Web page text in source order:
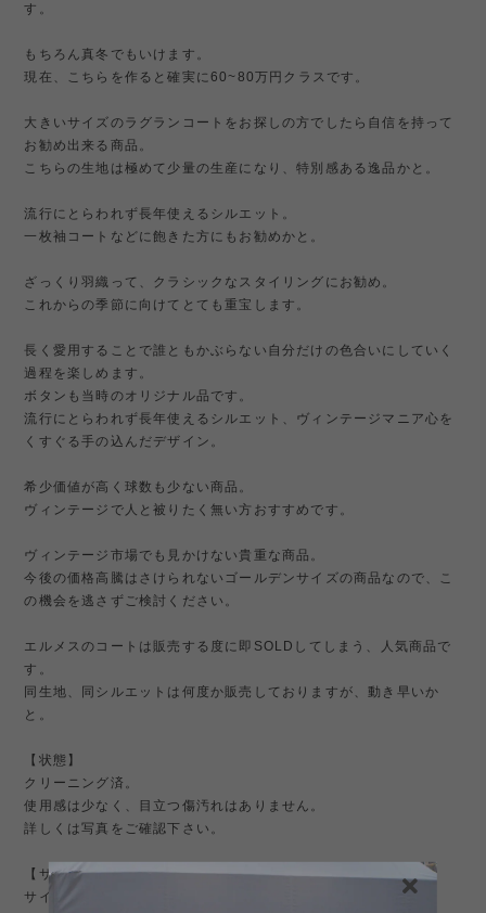
す。
もちろん真冬でもいけます。
現在、こちらを作ると確実に60~80万円クラスです。
大きいサイズのラグランコートをお探しの方でしたら自信を持って
お勧め出来る商品。
こちらの生地は極めて少量の生産になり、特別感ある逸品かと。
流行にとらわれず長年使えるシルエット。
一枚袖コートなどに飽きた方にもお勧めかと。
ざっくり羽織って、クラシックなスタイリングにお勧め。
これからの季節に向けてとても重宝します。
長く愛用することで誰ともかぶらない自分だけの色合いにしていく
過程を楽しめます。
ボタンも当時のオリジナル品です。
流行にとらわれず長年使えるシルエット、ヴィンテージマニア心を
くすぐる手の込んだデザイン。
希少価値が高く球数も少ない商品。
ヴィンテージで人と被りたく無い方おすすめです。
ヴィンテージ市場でも見かけない貴重な商品。
今後の価格高騰はさけられないゴールデンサイズの商品なので、こ
の機会を逃さずご検討ください。
エルメスのコートは販売する度に即SOLDしてしまう、人気商品で
す。
同生地、同シルエットは何度か販売しておりますが、動き早いか
と。
【状態】
クリーニング済。
使用感は少なく、目立つ傷汚れはありません。
詳しくは写真をご確認下さい。
【サイズ】
サイズ48 実寸XL程度